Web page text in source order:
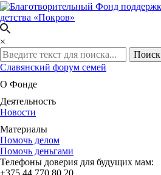
×
Поиск
Славянский форум семей
О Фонде
Деятельность
Новости
Материалы
Помочь делом
Помочь деньгами
Телефоны доверия для будущих мам:
+375 44 770 80 20